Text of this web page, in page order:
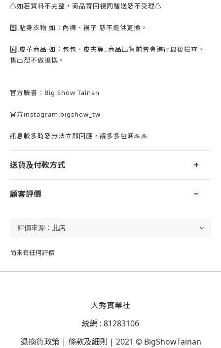
⚠️如若資料不完整，商品寄回視同贈送恕不受理⚠️
5️⃣.貼身衣物 如：內褲、襪子 恕不提供更換。
6️⃣.皮革商品 如：包包、皮夾等..商品出貨前皆會進行最後檢查，
售出恕不做退換。
官方臉書：Big Show Tainan
官方instagram:bigshow_tw
訊息較多時恕無法立即回應，請多多包涵🙏🙏
送貨及付款方式
顧客評價
尚未有任何評價
大秀實業社
統編 : 81283106
退換貨政策 | 條款及細則 | 2021 © BigShowTainan